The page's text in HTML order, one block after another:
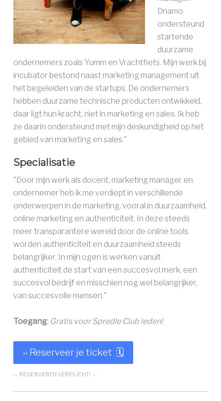
Dnamo
ondersteund
startende
duurzame
ondernemers zoals Yumm en Vrachtfiets. Mijn werk bij
incubator bestond naast marketing management uit
het begeleiden van de startups. De ondernemers
hebben duurzame technische producten ontwikkeld,
daar ligt hun kracht, niet in marketing en sales. Ik heb
ze daarin ondersteund met mijn deskundigheid op het
gebied van marketing en sales."
Specialisatie
"Door mijn werk als docent, marketing manager en
ondernemer heb ik me verdiept in verschillende
onderwerpen in de marketing, vooral in duurzaamheid,
online marketing en authenticiteit. In deze steeds
meer transparantere wereld door de online tools
worden authenticiteit en duurzaamheid steeds
belangrijker. In mijn ogen is werken vanuit
authenticiteit de start van een succesvol merk, een
succesvol bedrijf en misschien nog wel belangrijker,
van succesvolle mensen."
Toegang: Gratis voor Spredle Club leden!
›› Reserveer je ticket 🗓
-- RESERVEREN VERPLICHT! --